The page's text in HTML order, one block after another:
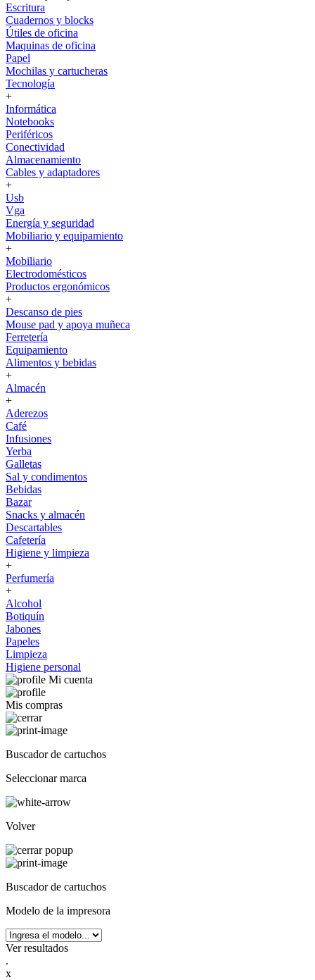
Escritura
Cuadernos y blocks
Útiles de oficina
Maquinas de oficina
Papel
Mochilas y cartucheras
Tecnología
+
Informática
Notebooks
Periféricos
Conectividad
Almacenamiento
Cables y adaptadores
+
Usb
Vga
Energía y seguridad
Mobiliario y equipamiento
+
Mobiliario
Electrodomésticos
Productos ergonómicos
+
Descanso de pies
Mouse pad y apoya muñeca
Ferretería
Equipamiento
Alimentos y bebidas
+
Almacén
+
Aderezos
Café
Infusiones
Yerba
Galletas
Sal y condimentos
Bebidas
Bazar
Snacks y almacén
Descartables
Cafetería
Higiene y limpieza
+
Perfumería
+
Alcohol
Botiquín
Jabones
Papeles
Limpieza
Higiene personal
Mi cuenta
Mis compras
Buscador de cartuchos
Seleccionar marca
Volver
Buscador de cartuchos
Modelo de la impresora
Ver resultados
.
x